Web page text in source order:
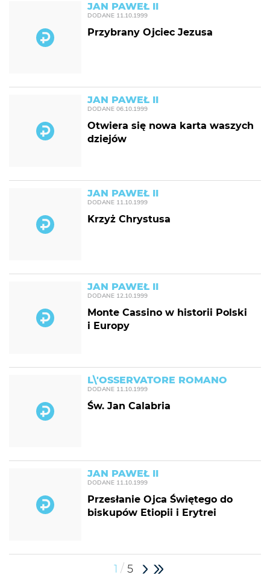
JAN PAWEŁ II
DODANE 11.10.1999
Przybrany Ojciec Jezusa
JAN PAWEŁ II
DODANE 06.10.1999
Otwiera się nowa karta waszych
dziejów
JAN PAWEŁ II
DODANE 11.10.1999
Krzyż Chrystusa
JAN PAWEŁ II
DODANE 12.10.1999
Monte Cassino w historii Polski
i Europy
L\'OSSERVATORE ROMANO
DODANE 11.10.1999
Św. Jan Calabria
JAN PAWEŁ II
DODANE 11.10.1999
Przesłanie Ojca Świętego do
biskupów Etiopii i Erytrei
1 / 5